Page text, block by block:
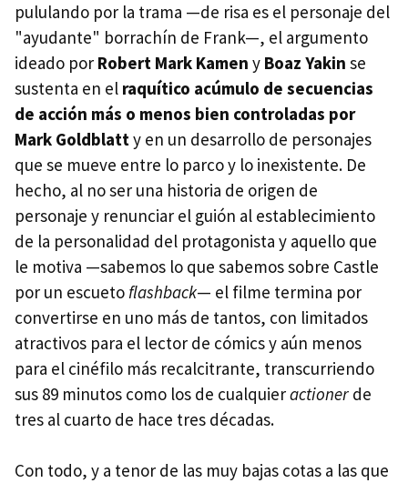
pululando por la trama —de risa es el personaje del
"ayudante" borrachín de Frank—, el argumento
ideado por Robert Mark Kamen y Boaz Yakin se
sustenta en el raquítico acúmulo de secuencias
de acción más o menos bien controladas por
Mark Goldblatty en un desarrollo de personajes
que se mueve entre lo parco y lo inexistente. De
hecho, al no ser una historia de origen de
personaje y renunciar el guión al establecimiento
de la personalidad del protagonista y aquello que
le motiva —sabemos lo que sabemos sobre Castle
por un escueto flashback— el filme termina por
convertirse en uno más de tantos, con limitados
atractivos para el lector de cómics y aún menos
para el cinéfilo más recalcitrante, transcurriendo
sus 89 minutos como los de cualquieractioner de
tres al cuarto de hace tres décadas.
Con todo, y a tenor de las muy bajas cotas a las que